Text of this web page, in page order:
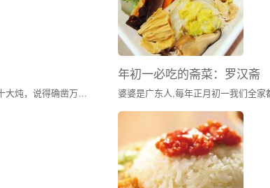
的纤维及肉质情况。牛肉纤维长度长，肉质结构较
年初一必吃的斋菜：罗汉斋